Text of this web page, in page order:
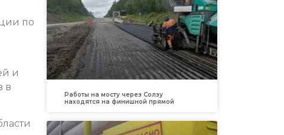
по
и
в
Работы на мосту через Солзу
находятся на финишной прямой